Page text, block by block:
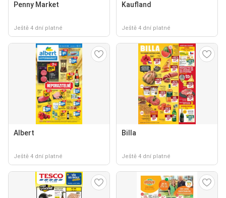
Penny Market
Ještě 4 dní platné
Kaufland
Ještě 4 dní platné
Albert
Ještě 4 dní platné
Billa
Ještě 4 dní platné